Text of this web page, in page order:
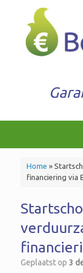
Home »
financiering via
Geplaatst op 3